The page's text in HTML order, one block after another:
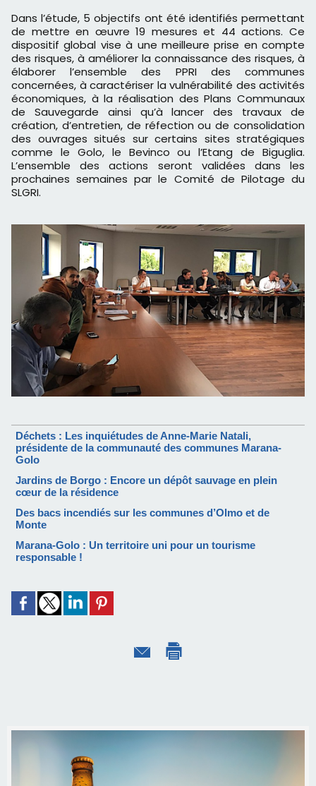
Dans l’étude, 5 objectifs ont été identifiés permettant
de mettre en œuvre 19 mesures et 44 actions. Ce
dispositif global vise à une meilleure prise en compte
des risques, à améliorer la connaissance des risques, à
élaborer l’ensemble des PPRI des communes
concernées, à caractériser la vulnérabilité des activités
économiques, à la réalisation des Plans Communaux
de Sauvegarde ainsi qu’à lancer des travaux de
création, d’entretien, de réfection ou de consolidation
des ouvrages situés sur certains sites stratégiques
comme le Golo, le Bevinco ou l’Etang de Biguglia.
L’ensemble des actions seront validées dans les
prochaines semaines par le Comité de Pilotage du
SLGRI.
Déchets : Les inquiétudes de Anne-Marie Natali,
présidente de la communauté des communes Marana-
Golo
Jardins de Borgo : Encore un dépôt sauvage en plein
cœur de la résidence
Des bacs incendiés sur les communes d’Olmo et de
Monte
Marana-Golo : Un territoire uni pour un tourisme
responsable !